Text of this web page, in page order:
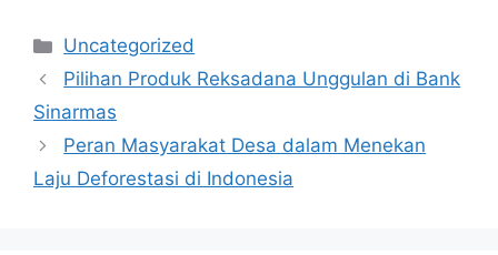
Kategori
Uncategorized
Pilihan Produk Reksadana Unggulan di Bank
Sinarmas
Peran Masyarakat Desa dalam Menekan
Laju Deforestasi di Indonesia